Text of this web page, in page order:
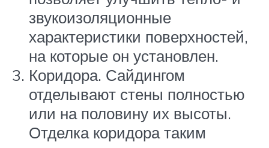
звукоизоляционные
характеристики поверхностей,
на которые он установлен.
Коридора. Сайдингом
отделывают стены полностью
или на половину их высоты.
Отделка коридора таким